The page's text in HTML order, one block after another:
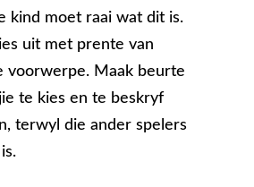
kind moet raai wat dit is.
uit met prente van
voorwerpe. Maak beurte
te kies en te beskryf
terwyl die ander spelers